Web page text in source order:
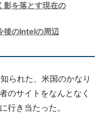
影を落とす現在の
後のIntelの周辺
られた、米国のかなり
のサイトをなんとなく
行き当たった。